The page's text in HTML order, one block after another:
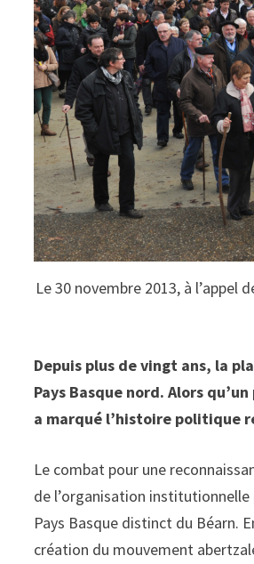
Le 30 novembre 2013, à
Depuis plus de vingt ans, la
Pays Basque nord. Alors
a marqué l’histoire politique
Le combat pour une
de l’organisation
Pays Basque distinct du Béarn.
création du mouvement